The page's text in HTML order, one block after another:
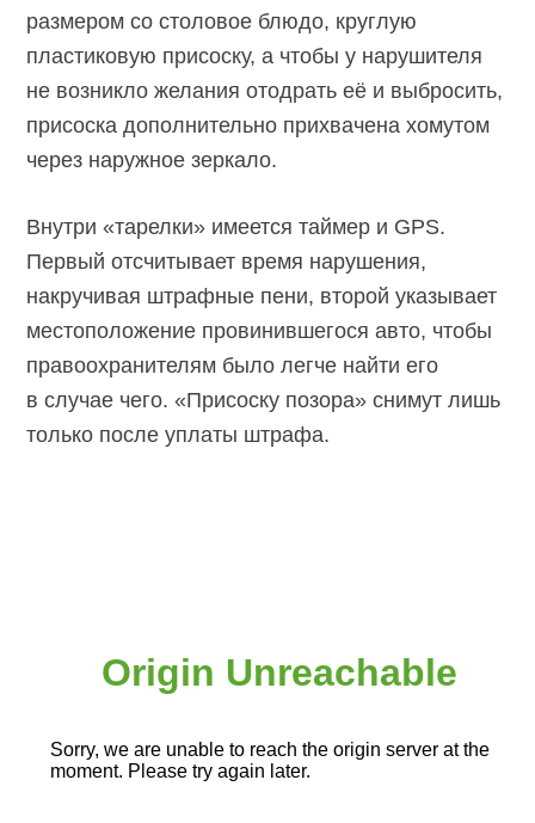
размером со столовое блюдо, круглую
пластиковую присоску, а чтобы у нарушителя
не возникло желания отодрать её и выбросить,
присоска дополнительно прихвачена хомутом
через наружное зеркало.
Внутри «тарелки» имеется таймер и GPS.
Первый отсчитывает время нарушения,
накручивая штрафные пени, второй указывает
местоположение провинившегося авто, чтобы
правоохранителям было легче найти его
в случае чего. «Присоску позора» снимут лишь
только после уплаты штрафа.